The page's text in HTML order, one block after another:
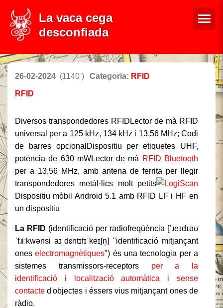
La vaca cega
desconfiada
26-02-2024 (1140 ) Categoria: RFID
RFID
Diversos transpondedores RFID Lector de mà RFID
universal per a 125 kHz, 134 kHz i 13,56 MHz; Codi
de barres opcional Dispositiu per etiquetes UHF,
potència de 630 mWLector de mà RFID Bluetooth
per a 13,56 MHz, amb antena de ferrita per llegir
transpondedores metàl·lics molt petits
Dispositiu mòbil Android 5.1 amb RFID LF i HF en
un dispositiu
La RFID (identificació per radiofreqüència [ˈɹeɪdɪəʊ
ˈfɹiːkwənsi aɪˌdɛntɪfɪˈkeɪʃn̩] "identificació mitjançant
oneselectromagnètiques") és una tecnologia per a
sistemes transmissors-receptors per a la
identificació i localització automàtica i sense
contacte d'objectes i éssers vius mitjançant ones de
ràdio.